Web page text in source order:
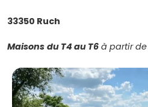
33350 Ruch
Maisons du T4 au T6 à partir de